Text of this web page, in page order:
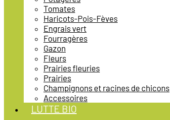
Tomates
Haricots-Pois-Fèves
Engrais vert
Fourragères
Gazon
Fleurs
Prairies fleuries
Prairies
Champignons et racines de chicons
Accessoires
LUTTE BIO